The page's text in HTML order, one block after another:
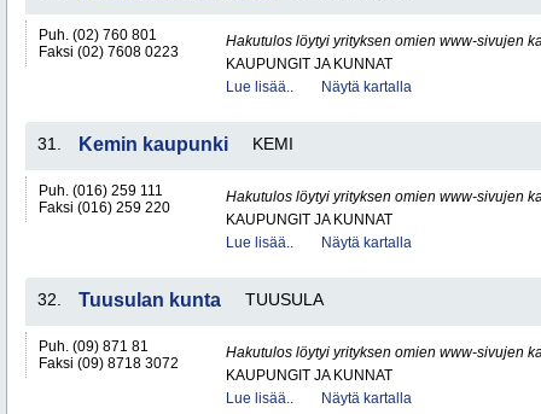
Puh. (02) 760 801
Faksi (02) 7608 0223
Hakutulos löytyi yrityksen omien www-sivujen
KAUPUNGIT JA KUNNAT
Lue lisää..
Näytä kartalla
31. Kemin kaupunki KEMI
Puh. (016) 259 111
Faksi (016) 259 220
Hakutulos löytyi yrityksen omien www-sivujen
KAUPUNGIT JA KUNNAT
Lue lisää..
Näytä kartalla
32. Tuusulan kunta TUUSULA
Puh. (09) 871 81
Faksi (09) 8718 3072
Hakutulos löytyi yrityksen omien www-sivujen
KAUPUNGIT JA KUNNAT
Lue lisää..
Näytä kartalla